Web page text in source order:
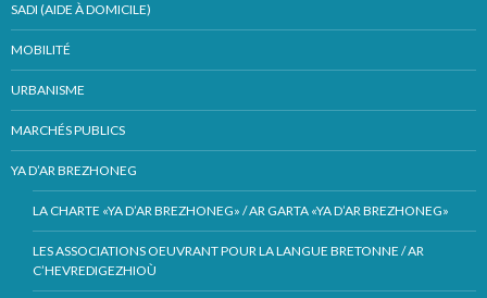
SADI (AIDE À DOMICILE)
MOBILITÉ
URBANISME
MARCHÉS PUBLICS
YA D’AR BREZHONEG
LA CHARTE «YA D’AR BREZHONEG» / AR GARTA «YA D’AR BREZHONEG»
LES ASSOCIATIONS OEUVRANT POUR LA LANGUE BRETONNE / AR
C’HEVREDIGEZHIOÙ